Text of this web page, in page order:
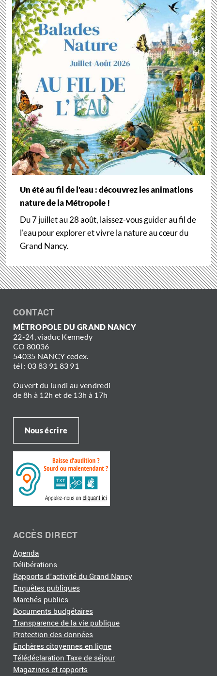
Un été au fil de l'eau : découvrez les animations
nature de la Métropole !
Du 7 juillet au 28 août, laissez-vous guider au fil de
l'eau pour explorer et vivre la nature au cœur du
Grand Nancy.
CONTACT
MÉTROPOLE DU GRAND NANCY
22-24, viaduc Kennedy
CO 80036
54035 NANCY cedex.
tél : 03 83 91 83 91
Ouvert du lundi au vendredi
de 8h à 12h et de 13h à 17h
Nous écrire
ACCÈS DIRECT
Agenda
Délibérations
Rapports d'activité du Grand Nancy
Enquêtes publiques
Marchés publics
Documents budgétaires
Transparence de la vie publique
Protection des données
Enchères citoyennes en ligne
Télédéclaration Taxe de séjour
Magazines et rapports